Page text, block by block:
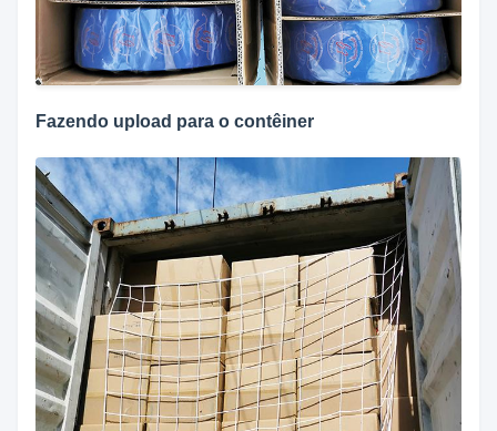
Fazendo upload para o contêiner